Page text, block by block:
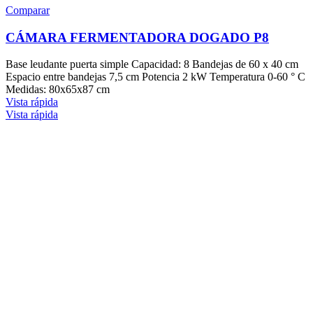
Comparar
CÁMARA FERMENTADORA DOGADO P8
Base leudante puerta simple Capacidad: 8 Bandejas de 60 x 40 cm
Espacio entre bandejas 7,5 cm Potencia 2 kW Temperatura 0-60 ° C
Medidas: 80x65x87 cm
Vista rápida
Vista rápida